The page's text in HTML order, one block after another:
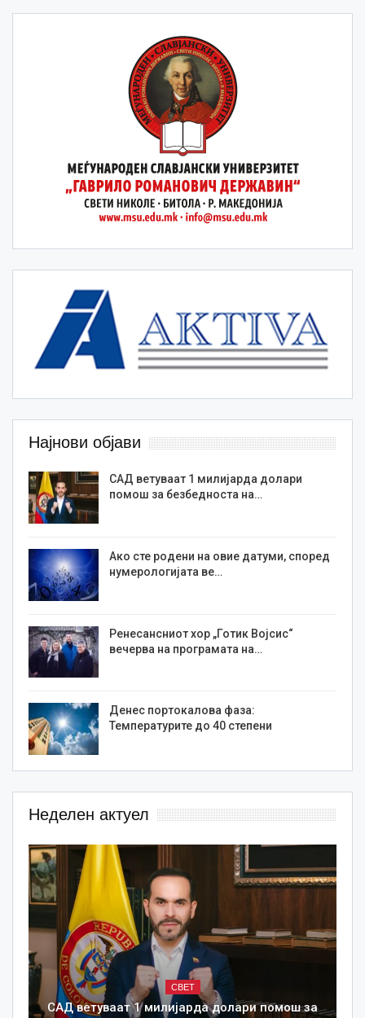
Најнови објави
САД ветуваат 1 милијарда долари
помош за безбедноста на…
Ако сте родени на овие датуми, според
нумерологијата ве…
Ренесансниот хор „Готик Војсис“
вечерва на програмата на…
Денес портокалова фаза:
Температурите до 40 степени
Неделен актуел
СВЕТ
САД ветуваат 1 милијарда долари помош за